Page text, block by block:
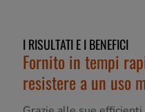
I RISULTATI E I BENEFICI
Fornito in tempi
resistere a un uso